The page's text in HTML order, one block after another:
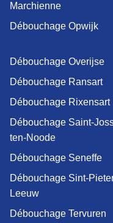
Marchienne
Débouchage Opwijk
Débouchage Overijse
Débouchage Ransart
Débouchage Rixensart
Débouchage Saint-
ten-Noode
Débouchage Seneffe
Débouchage Sint-
Leeuw
Débouchage Tervuren